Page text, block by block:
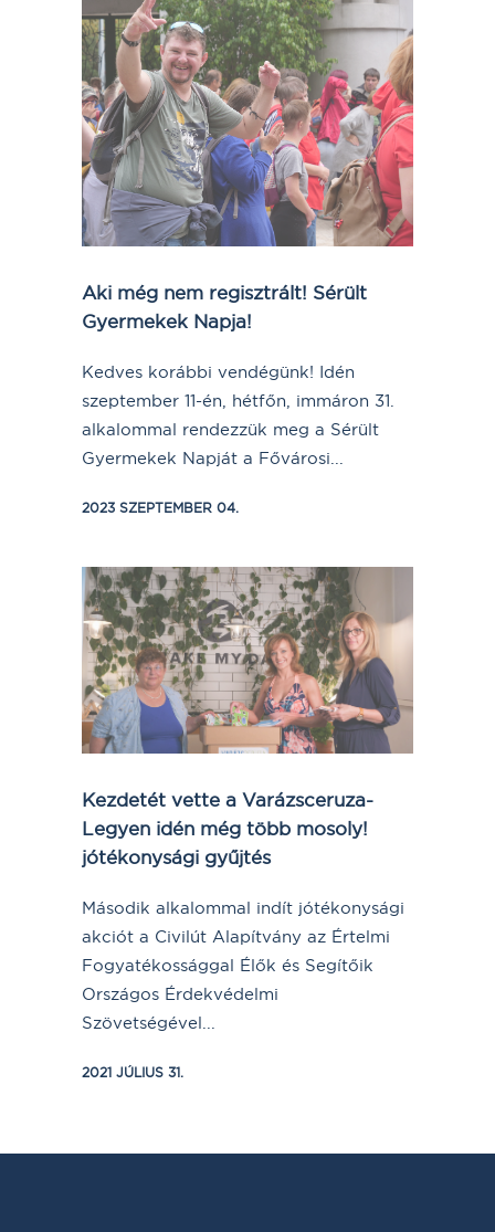
Aki még nem regisztrált! Sérült
Gyermekek Napja!
Kedves korábbi vendégünk! Idén
szeptember 11-én, hétfőn, immáron 31.
alkalommal rendezzük meg a Sérült
Gyermekek Napját a Fővárosi...
2023 SZEPTEMBER 04.
Kezdetét vette a Varázsceruza-
Legyen idén még több mosoly!
jótékonysági gyűjtés
Második alkalommal indít jótékonysági
akciót a Civilút Alapítvány az Értelmi
Fogyatékossággal Élők és Segítőik
Országos Érdekvédelmi
Szövetségével...
2021 JÚLIUS 31.